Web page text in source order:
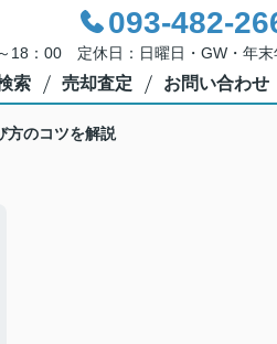
093-482-
18：00 定休日：日曜日・GW・年末
索 売却査定 お問い合わせ
方のコツを解説